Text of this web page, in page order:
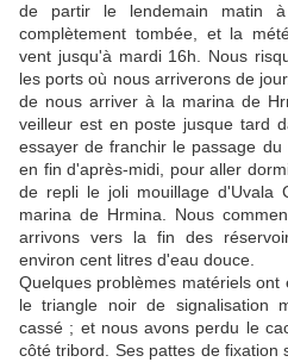
de partir le lendemain matin
complètement tombée, et la
vent jusqu'à mardi 16h. Nous
les ports où nous arriverons de
de nous arriver à la marina de
veilleur est en poste jusque tard
essayer de franchir le passage
en fin d'après-midi, pour aller
de repli le joli mouillage d'Uvala
marina de Hrmina. Nous
arrivons vers la fin des
environ cent litres d'eau douce.
Quelques problèmes matériels
le triangle noir de signalisation
cassé ; et nous avons perdu le
côté tribord. Ses pattes de fixation